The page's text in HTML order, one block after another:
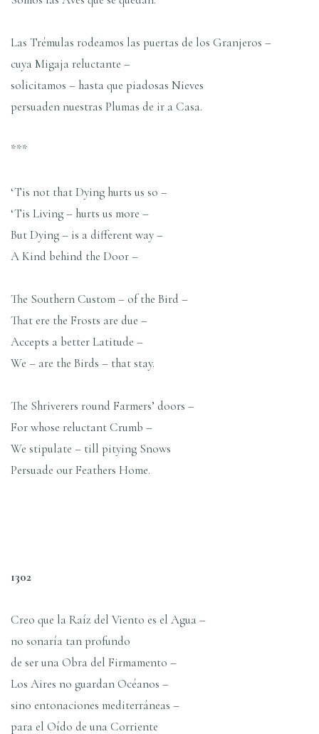
Las Trémulas rodeamos las puertas de los Granjeros –
cuya Migaja reluctante –
solicitamos – hasta que piadosas Nieves
persuaden nuestras Plumas de ir a Casa.
***
‘Tis not that Dying hurts us so –
‘Tis Living – hurts us more –
But Dying – is a different way –
A Kind behind the Door –
The Southern Custom – of the Bird –
That ere the Frosts are due –
Accepts a better Latitude –
We – are the Birds – that stay.
The Shriverers round Farmers’ doors –
For whose reluctant Crumb –
We stipulate – till pitying Snows
Persuade our Feathers Home.
1302
Creo que la Raíz del Viento es el Agua –
no sonaría tan profundo
de ser una Obra del Firmamento –
Los Aires no guardan Océanos –
sino entonaciones mediterráneas –
para el Oído de una Corriente